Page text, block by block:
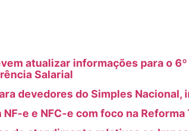
atualizar informações para o
Salarial
devedores do Simples Nacional,
e e NFC-e com foco na